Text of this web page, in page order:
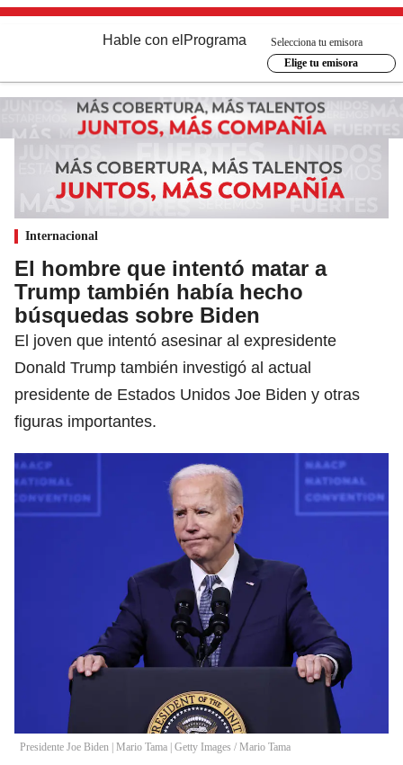
Hable con el Programa
Selecciona tu emisora
Elige tu emisora
Internacional
El hombre que intentó matar a
Trump también había hecho
búsquedas sobre Biden
El joven que intentó asesinar al expresidente
Donald Trump también investigó al actual
presidente de Estados Unidos Joe Biden y otras
figuras importantes.
Presidente Joe Biden | Mario Tama | Getty Images / Mario Tama